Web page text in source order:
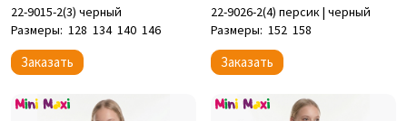
22-9015-2(3) черный
Размеры: 128 134 140 146
Заказать
22-9026-2(4) персик | черный
Размеры: 152 158
Заказать